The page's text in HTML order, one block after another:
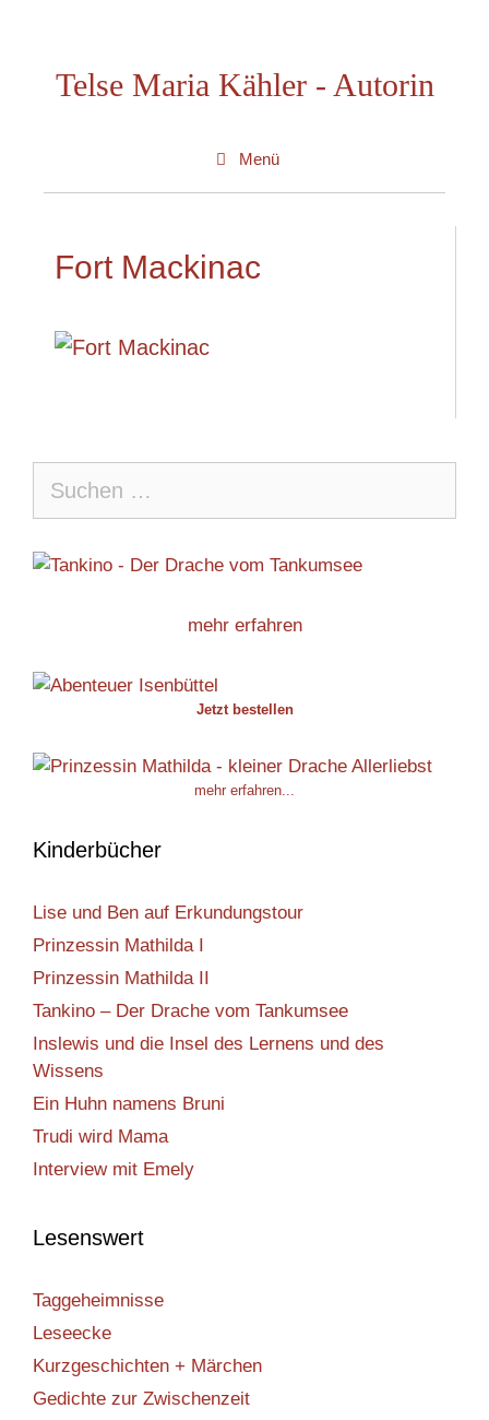
springenTelse Maria Kähler - Autorin
Menü
Fort Mackinac
nach:
mehr erfahren
Jetzt bestellen
mehr erfahren...
Kinderbücher
Lise und Ben auf Erkundungstour
Prinzessin Mathilda I
Prinzessin Mathilda II
Tankino – Der Drache vom Tankumsee
Inslewis und die Insel des Lernens und des
Wissens
Ein Huhn namens Bruni
Trudi wird Mama
Interview mit Emely
Lesenswert
Taggeheimnisse
Leseecke
Kurzgeschichten + Märchen
Gedichte zur Zwischenzeit